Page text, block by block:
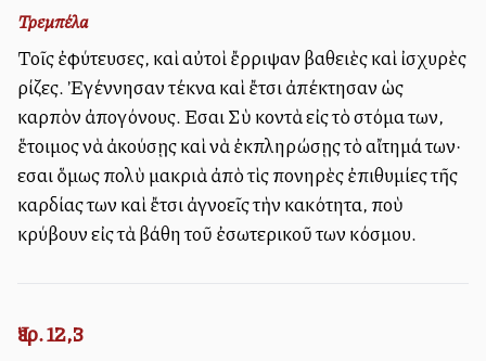
Τρεμπέλα
Τοῖς ἐφύτευσες, καὶ αὐτοὶ ἔρριψαν βαθειὲς καὶ ἰσχυρὲς
ρίζες. Ἐγέννησαν τέκνα καὶ ἔτσι ἀπέκτησαν ὡς
καρπὸν ἀπογόνους. Εἶσαι Σὺ κοντὰ εἰς τὸ στόμα των,
ἕτοιμος νὰ ἀκούσῃς καὶ νὰ ἐκπληρώσῃς τὸ αἴτημά των·
εἶσαι ὅμως πολὺ μακριὰ ἀπὸ τὶς πονηρὲς ἐπιθυμίες τῆς
καρδίας των καὶ ἔτσι ἀγνοεῖς τὴν κακότητα, ποὺ
κρύβουν εἰς τὰ βάθη τοῦ ἐσωτερικοῦ των κόσμου.
Ἰερ. 12,3